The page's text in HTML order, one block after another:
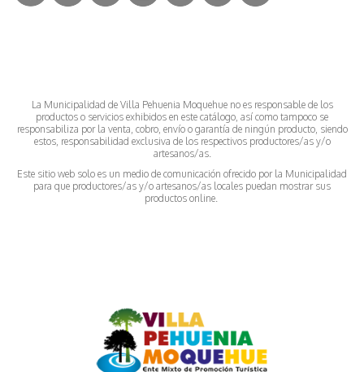
La Municipalidad de Villa Pehuenia Moquehue no es responsable de los
productos o servicios exhibidos en este catálogo, así como tampoco se
responsabiliza por la venta, cobro, envío o garantía de ningún producto, siendo
estos, responsabilidad exclusiva de los respectivos productores/as y/o
artesanos/as.
Este sitio web solo es un medio de comunicación ofrecido por la Municipalidad
para que productores/as y/o artesanos/as locales puedan mostrar sus
productos online.